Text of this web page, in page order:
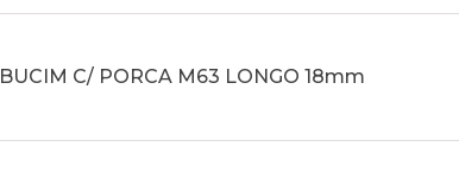
BUCIM C/ PORCA M63 LONGO 18mm